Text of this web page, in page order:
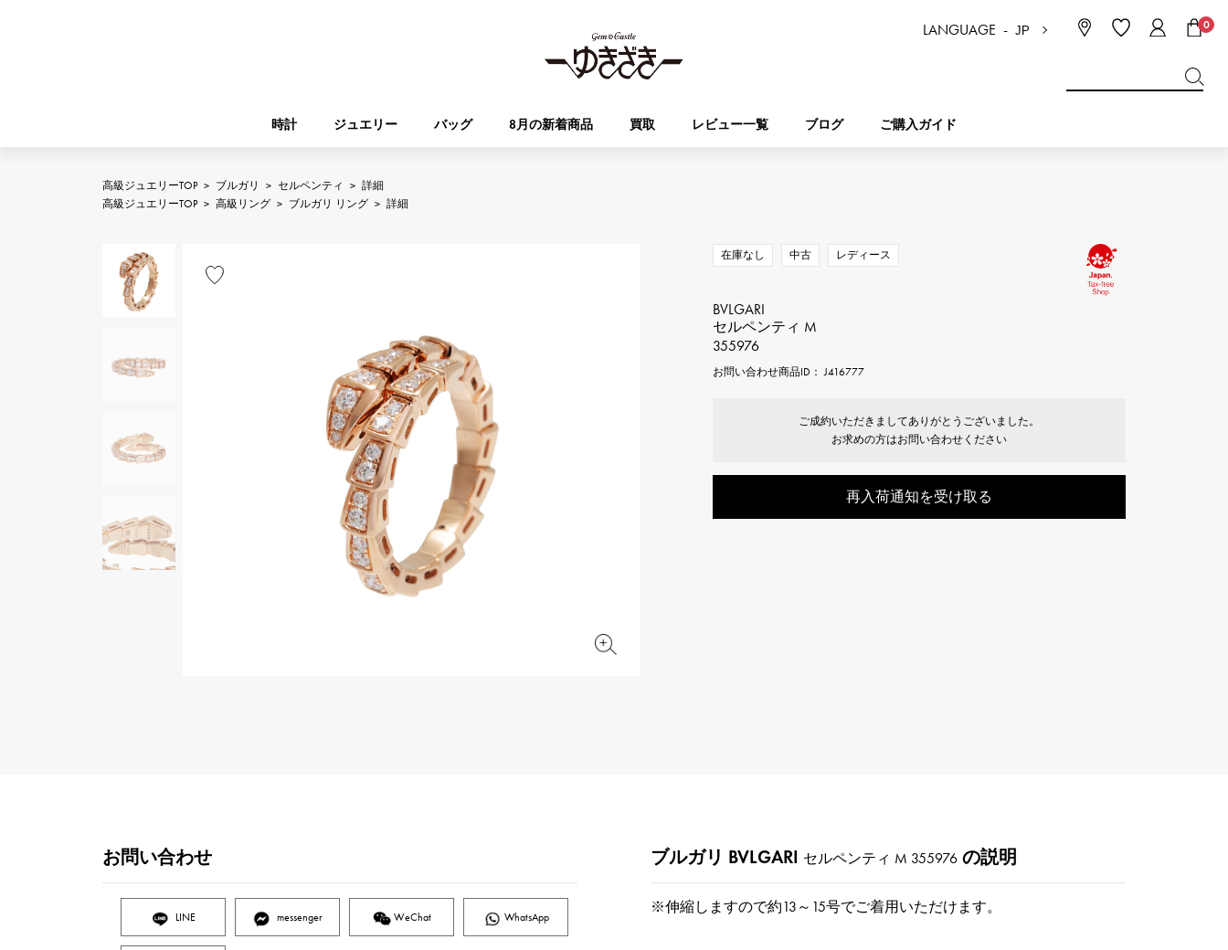
LANGUAGE -JP 0
時計 ジュエリー バッグ 8月の新着商品 買取 レビュー一覧 ブログ ご購入ガイド
ROLEX
A.LANGE & SOHNE
RICHARD MILLE
リシャール・ミル
VACHERON CONSTANTIN
ヴァシュロン・コンスタンタン
JAEGER LE COULTRE
ジャガー・ルクルト
Cartier
カルティエ
BVLGARI
ブルガリ ゼニス
TAG HEUER
タグホイヤー
TABLE CLOCK
置き時計
すべての時計ブランドを見る
YUKIZAKIジュエリー
REGALIA
ALPHA
アルファ アルファプティ
TwinPinky
ツインピンキー
ETERNITY
エタニティ
YUKIZAKI BACHIKAN
ゆきざき バチカン
USED ALPHA
オリジナルジュエリー一覧へ
バーキン
その他
高級ジュエリーTOP > ブルガリ > セルペンティ > 詳細
高級ジュエリーTOP > 高級リング > ブルガリ リング > 詳細
在庫なし 中古 レディース
BVLGARI
セルペンティ M
355976
お問い合わせ商品ID： J416777
ご成約いただきましてありがとうございました。
お求めの方はお問い合わせください
再入荷通知を受け取る
お問い合わせ
LINE messenger WeChat WhatsApp
ブルガリ BVLGARI セルペンティ M 355976 の説明
※伸縮しますので約13～15号でご着用いただけます。